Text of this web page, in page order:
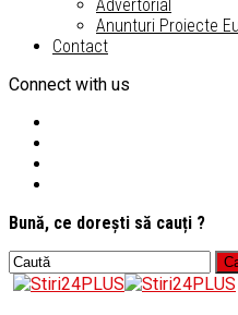
Advertorial
Anunturi Proiecte
Contact
Connect with us
Bună, ce dorești să cauți ?